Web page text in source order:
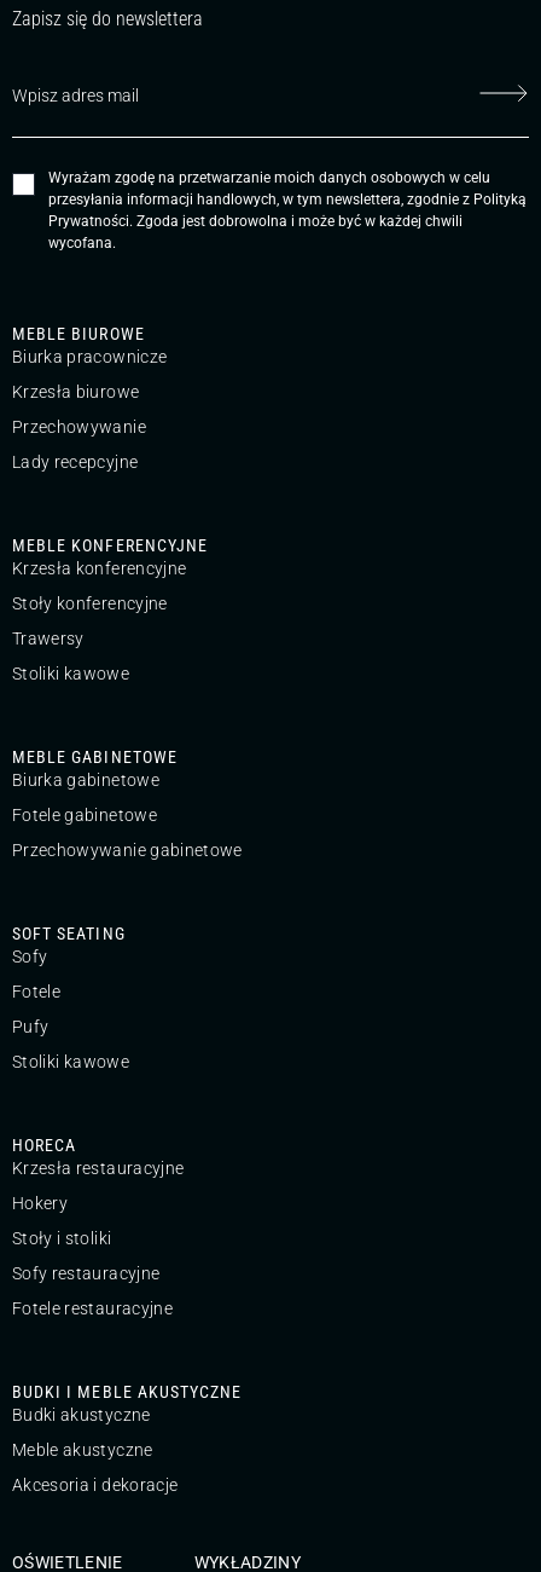
MEBLE BIUROWE
Biurka pracownicze
Krzesła biurowe
Przechowywanie
Lady recepcyjne
MEBLE KONFERENCYJNE
Krzesła konferencyjne
Stoły konferencyjne
Trawersy
Stoliki kawowe
MEBLE GABINETOWE
Biurka gabinetowe
Fotele gabinetowe
Przechowywanie gabinetowe
SOFT SEATING
Sofy
Fotele
Pufy
Stoliki kawowe
HORECA
Krzesła restauracyjne
Hokery
Stoły i stoliki
Sofy restauracyjne
Fotele restauracyjne
BUDKI I MEBLE AKUSTYCZNE
Budki akustyczne
Meble akustyczne
Akcesoria i dekoracje
OŚWIETLENIE WYKŁADZINY
Zapisz się do newslettera
Wyrażam zgodę na przetwarzanie moich danych osobowych w celu
przesyłania informacji handlowych, w tym newslettera, zgodnie z Polityką
Prywatności. Zgoda jest dobrowolna i może być w każdej chwili
wycofana.